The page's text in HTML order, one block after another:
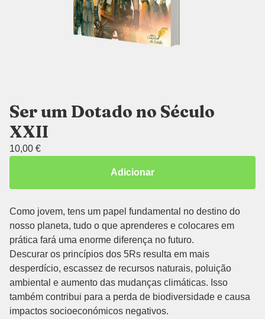
Ser um Dotado no Século
XXII
10,00 €
Adicionar
Como jovem, tens um papel fundamental no destino do
nosso planeta, tudo o que aprenderes e colocares em
prática fará uma enorme diferença no futuro.
Descurar os princípios dos 5Rs resulta em mais
desperdício, escassez de recursos naturais, poluição
ambiental e aumento das mudanças climáticas. Isso
também contribui para a perda de biodiversidade e causa
impactos socioeconómicos negativos.